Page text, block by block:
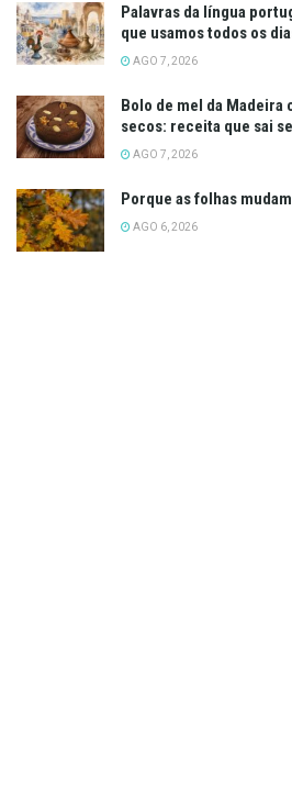
Palavras da língua
que usamos todos os
AGO 7, 2026
Bolo de mel da
secos: receita que sai
AGO 7, 2026
Porque as folhas
AGO 6, 2026